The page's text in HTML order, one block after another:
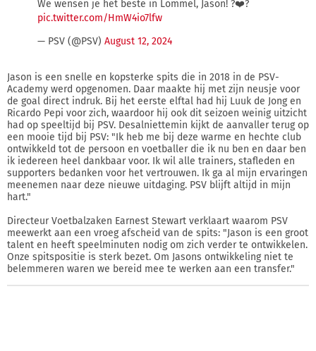
We wensen je het beste in Lommel, Jason! ?️❤️‍?
pic.twitter.com/HmW4io7lfw
— PSV (@PSV) August 12, 2024
Jason is een snelle en kopsterke spits die in 2018 in de PSV-
Academy werd opgenomen. Daar maakte hij met zijn neusje voor
de goal direct indruk. Bij het eerste elftal had hij Luuk de Jong en
Ricardo Pepi voor zich, waardoor hij ook dit seizoen weinig uitzicht
had op speeltijd bij PSV. Desalniettemin kijkt de aanvaller terug op
een mooie tijd bij PSV: "Ik heb me bij deze warme en hechte club
ontwikkeld tot de persoon en voetballer die ik nu ben en daar ben
ik iedereen heel dankbaar voor. Ik wil alle trainers, stafleden en
supporters bedanken voor het vertrouwen. Ik ga al mijn ervaringen
meenemen naar deze nieuwe uitdaging. PSV blijft altijd in mijn
hart."
Directeur Voetbalzaken Earnest Stewart verklaart waarom PSV
meewerkt aan een vroeg afscheid van de spits: "Jason is een groot
talent en heeft speelminuten nodig om zich verder te ontwikkelen.
Onze spitspositie is sterk bezet. Om Jasons ontwikkeling niet te
belemmeren waren we bereid mee te werken aan een transfer."